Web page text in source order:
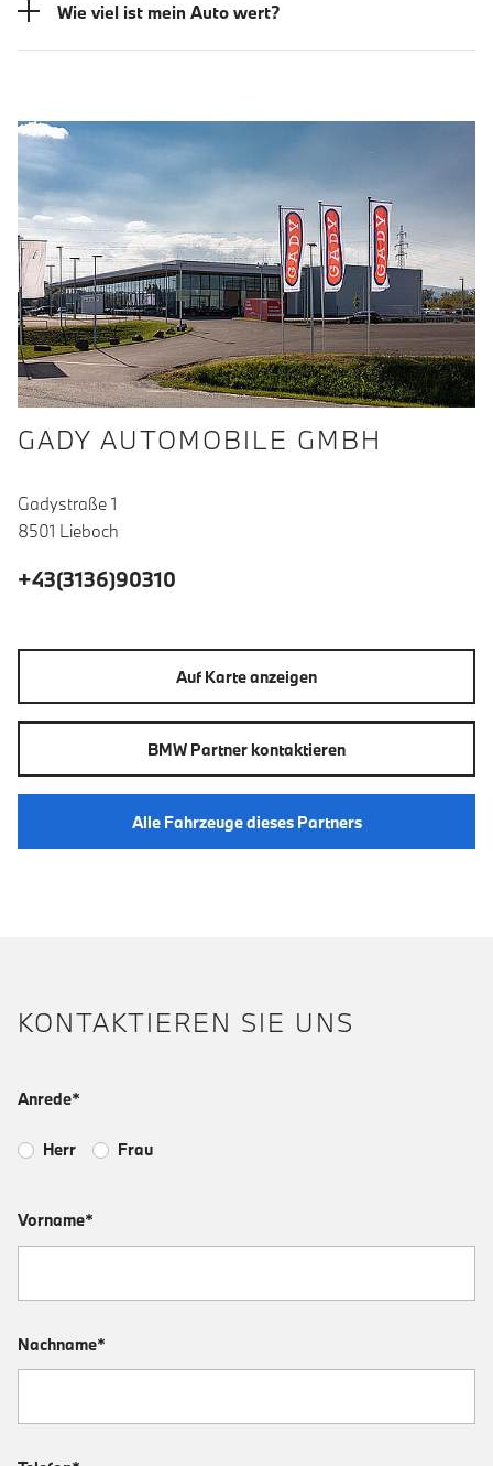
Wie viel ist mein Auto wert?
GADY AUTOMOBILE GMBH
Gadystraße 1
8501 Lieboch
+43(3136)90310
Auf Karte anzeigen
BMW Partner kontaktieren
Alle Fahrzeuge dieses Partners
KONTAKTIEREN SIE UNS
Anrede*
Herr Frau
Vorname*
Nachname*